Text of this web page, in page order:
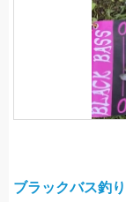
ブラックバス釣り